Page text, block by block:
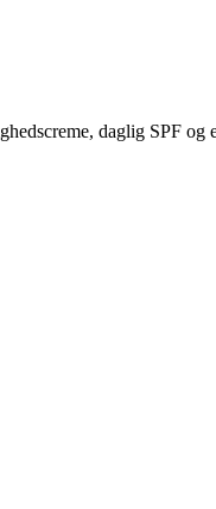
daglig SPF og